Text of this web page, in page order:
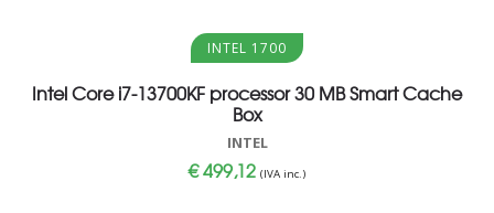
Aggiungi al carrello
INTEL 1700
Intel Core i7-13700KF processor 30 MB Smart Cache
Box
INTEL
€499,12 (IVA inc.)